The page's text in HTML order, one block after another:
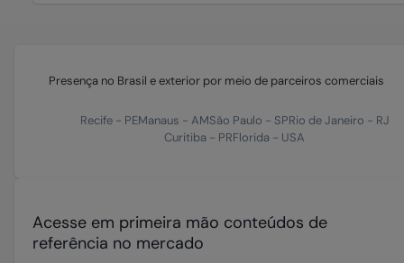
Presença no Brasil e exterior por meio de parceiros comerciais
Recife- PEManaus - AMSão Paulo - SPRio de Janeiro - RJ
Curitiba - PRFlorida - USA
Acesse em primeira mão conteúdos de
referência no mercado